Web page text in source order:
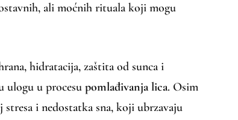
ali moćnih rituala koji mogu
hidratacija, zaštita od sunca i
ulogu u procesu pomlađivanja lica. Osim
i nedostatka sna, koji ubrzavaju